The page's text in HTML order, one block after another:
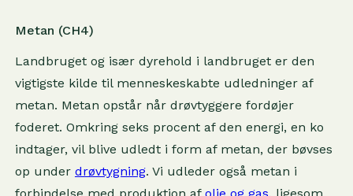
Metan (CH4)
Landbruget og især dyrehold i landbruget er den
vigtigste kilde til menneskeskabte udledninger af
metan. Metan opstår når drøvtyggere fordøjer
foderet. Omkring seks procent af den energi, en ko
indtager, vil blive udledt i form af metan, der bøvses
op under drøvtygning. Vi udleder også metan i